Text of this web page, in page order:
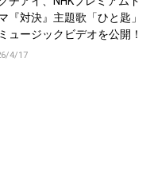
『対決』主題歌「ひと匙」
ュージックビデオを公開！
4/17